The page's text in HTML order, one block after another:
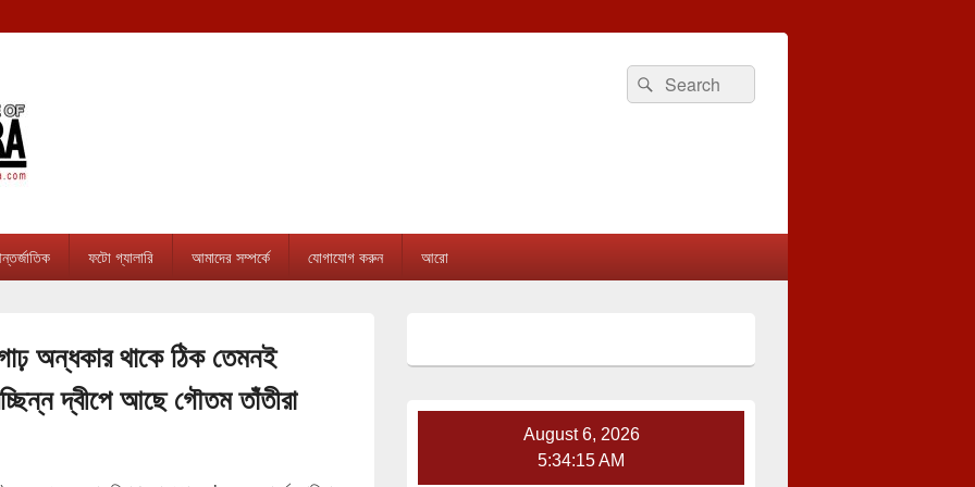
Search
for:
Search
ফটো গ্যালারি আমাদের সম্পর্কে যোগাযোগ করুন আরো
অন্ধকার থাকে ঠিক তেমনই
দ্বীপে আছে গৌতম তাঁতীরা
Widget
August 6, 2026
5:34:16 AM